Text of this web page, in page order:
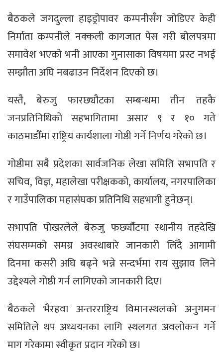
बैठकले जगदुल्ला हाइड्रोपावर कम्पनीसँग जोडिएर केही
निर्माता कम्पनीले नक्कली कागजात पेस गरी बोलपत्रमा
समावेश भएको भनी आएका गुनासाका विषयमा प्रस्ट नभई
सम्झौता अघि नबढाउन निर्देशन दिएको छ।
यस्तै, बेरुजु फारछ्यौटका सम्बन्धमा तीन तहकै
जनप्रतिनिधिको सहभागितामा असार ९ र १० गते
काठमाडौँमा राष्ट्रिय कार्यशाला गोष्ठी गर्ने निर्णय गरेको छ।
गोष्ठीमा सबै प्रदेशका सार्वजनिक लेखा समिति सभापति र
सचिव, विज्ञ, महालेखा परीक्षकको, कार्यालय, नगरपालिका
र गाउँपालिका महासंघका प्रतिनिधि सहभागी हुनेछन्।
सभापति पोखरलेले बेरुजु फर्छ्यौटमा स्थानीय तहदेखि
संघसम्मको समग्र अवस्थाबारे जानकारी लिँदै आगामी
दिनमा कसरी अघि बढ्ने भन्ने सन्दर्भमा राय सुझाव लिने
उद्देश्यले गोष्ठी गर्न लागिएको जानकारी दिए।
बैठकले भैरहवा अन्तरराष्ट्रिय विमानस्थलको अनुगमन
समितिले थप अध्ययनका लागि स्थलगत अवलोकन गर्ने
माग गरेकामा स्वीकृत प्रदान गरेको छ।